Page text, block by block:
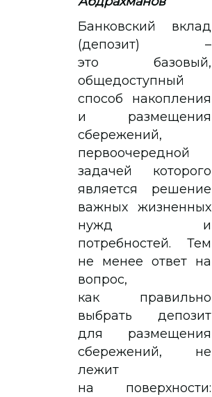
Банковский вклад
(депозит) –
это базовый,
общедоступный
способ накопления
и размещения
сбережений,
первоочередной
задачей которого
является решение
важных жизненных
нужд и
потребностей. Тем
не менее ответ на
вопрос,
как правильно
выбрать депозит
для размещения
сбережений, не
лежит
на поверхности: